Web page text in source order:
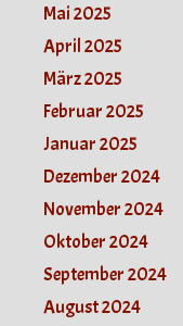
Mai 2025
April 2025
März 2025
Februar 2025
Januar 2025
Dezember 2024
November 2024
Oktober 2024
September 2024
August 2024